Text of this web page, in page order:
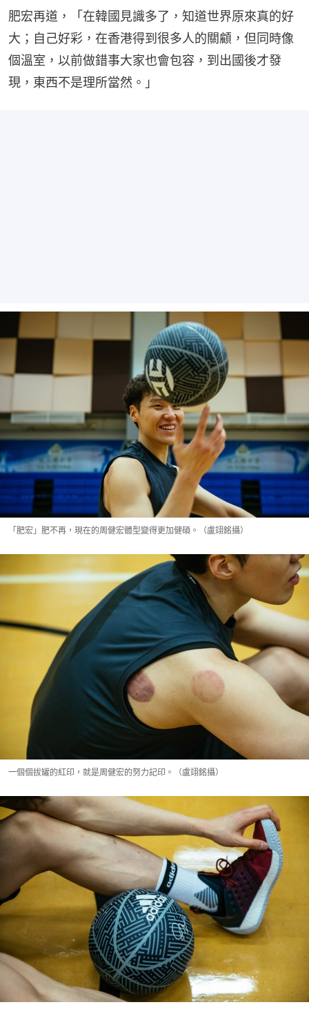
肥宏再道，「在韓國見識多了，知道世界原來真的好
大；自己好彩，在香港得到很多人的關顧，但同時像
個溫室，以前做錯事大家也會包容，到出國後才發
現，東西不是理所當然。」
「肥宏」肥不再，現在的周健宏體型變得更加健碩。（盧翊銘攝）
一個個拔罐的紅印，就是周健宏的努力記印。（盧翊銘攝）